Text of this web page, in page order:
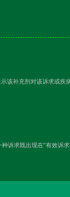
该补充剂对该诉求或
诉求既出现在“有效诉